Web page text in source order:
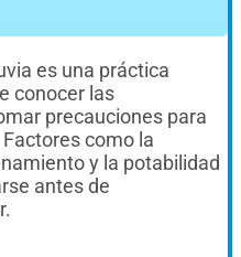
es una práctica
conocer las
precauciones para
como la
y la potabilidad
antes de